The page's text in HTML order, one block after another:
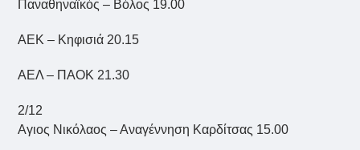
Παναθηναϊκός – Βόλος 19.00
ΑΕΚ – Κηφισιά 20.15
ΑΕΛ – ΠΑΟΚ 21.30
2/12
Αγιος Νικόλαος – Αναγέννηση Καρδίτσας 15.00